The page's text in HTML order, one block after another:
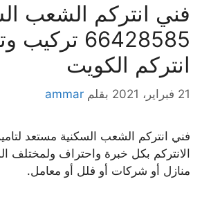
فني انتركم الشعب
66428585
انتركم الكويت
21 فبراير، 2021 بقلم ammar
فني انتركم الشعب السكنية مستعد
الانتركم بكل خبرة واحتراف ولمختلف
منازل أو شركات أو فلل أو معامل.